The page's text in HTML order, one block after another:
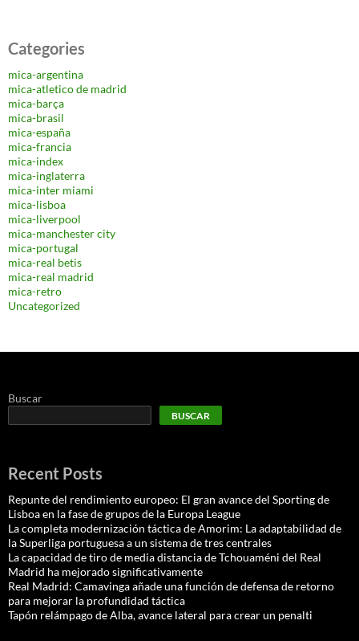
Categories
mica-argentina
mica-atletico de madrid
mica-barça
mica-brasil
mica-españa
mica-francia
mica-index
mica-inglaterra
mica-inter miami
mica-lisboa
mica-liverpool
mica-manchester city
mica-portugal
mica-real betis
mica-real madrid
mica-retro
Uncategorized
Buscar
BUSCAR
Recent Posts
Repunte del rendimiento europeo: El gran avance del Sporting de
Lisboa en la fase de grupos de la Europa League
La completa modernización táctica de Amorim: La adaptabilidad de
la Superliga portuguesa a un sistema de tres centrales
La capacidad de tiro de media distancia de Tchouaméni del Real
Madrid ha mejorado significativamente
Real Madrid: Camavinga añade una función de defensa de retorno
para mejorar la profundidad táctica
Tapón relámpago de Alba, avance lateral para crear un penalti